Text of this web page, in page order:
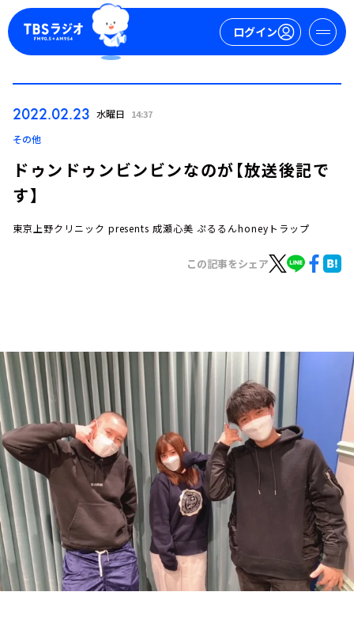
ログイン
お知らせ
イベント・グッズ
YouTube
会社情報
2022.02.23 水曜日 14:37
その他
ドゥンドゥンビンビンなのが【放送後記で
す】
東京上野クリニック presents 成瀬心美 ぷるるんhoneyトラップ
この記事をシェア